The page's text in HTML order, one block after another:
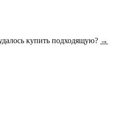
купить подходящую? →